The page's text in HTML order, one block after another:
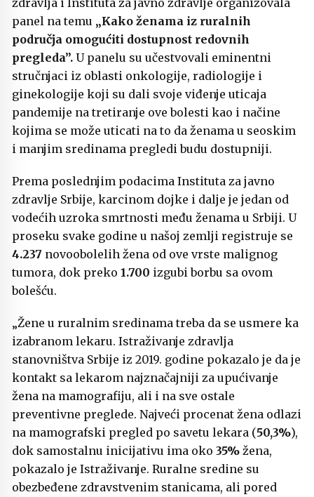
panel na temu „Kako ženama iz ruralnih
područja omogućiti dostupnost redovnih
pregleda”. U panelu su učestvovali eminentni
stručnjaci iz oblasti onkologije, radiologije i
ginekologije koji su dali svoje viđenje uticaja
pandemije na tretiranje ove bolesti kao i načine
kojima se može uticati na to da ženama u seoskim
i manjim sredinama pregledi budu dostupniji.
Prema poslednjim podacima Instituta za javno
zdravlje Srbije, karcinom dojke i dalje je jedan od
vodećih uzroka smrtnosti među ženama u Srbiji. U
proseku svake godine u našoj zemlji registruje se
4.237 novoobolelih žena od ove vrste malignog
tumora, dok preko 1.700 izgubi borbu sa ovom
bolešću.
„Žene u ruralnim sredinama treba da se usmere ka
izabranom lekaru. Istraživanje zdravlja
stanovništva Srbije iz 2019. godine pokazalo je da je
kontakt sa lekarom najznačajniji za upućivanje
žena na mamografiju, ali i na sve ostale
preventivne preglede. Najveći procenat žena odlazi
na mamografski pregled po savetu lekara (50,3%),
dok samostalnu inicijativu ima oko 35% žena,
pokazalo je Istraživanje. Ruralne sredine su
obezbeđene zdravstvenim stanicama, ali pored